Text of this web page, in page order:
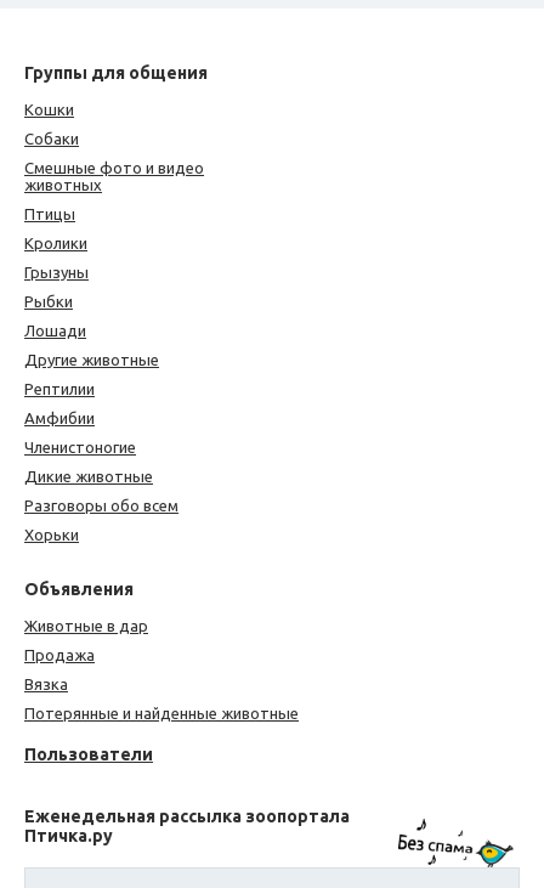
Группы для общения
Кошки
Собаки
Смешные фото и видео
животных
Птицы
Кролики
Грызуны
Рыбки
Лошади
Другие животные
Рептилии
Амфибии
Членистоногие
Дикие животные
Разговоры обо всем
Хорьки
Объявления
Животные в дар
Продажа
Вязка
Потерянные и найденные животные
Пользователи
Еженедельная рассылка зоопортала
Птичка.ру